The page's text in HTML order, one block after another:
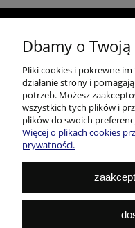
Dbamy o
Pliki cookies i pokrewne
działanie strony i
potrzeb. Możesz
wszystkich tych plików i
plików do swoich
Więcej o plikach cookies
prywatności.